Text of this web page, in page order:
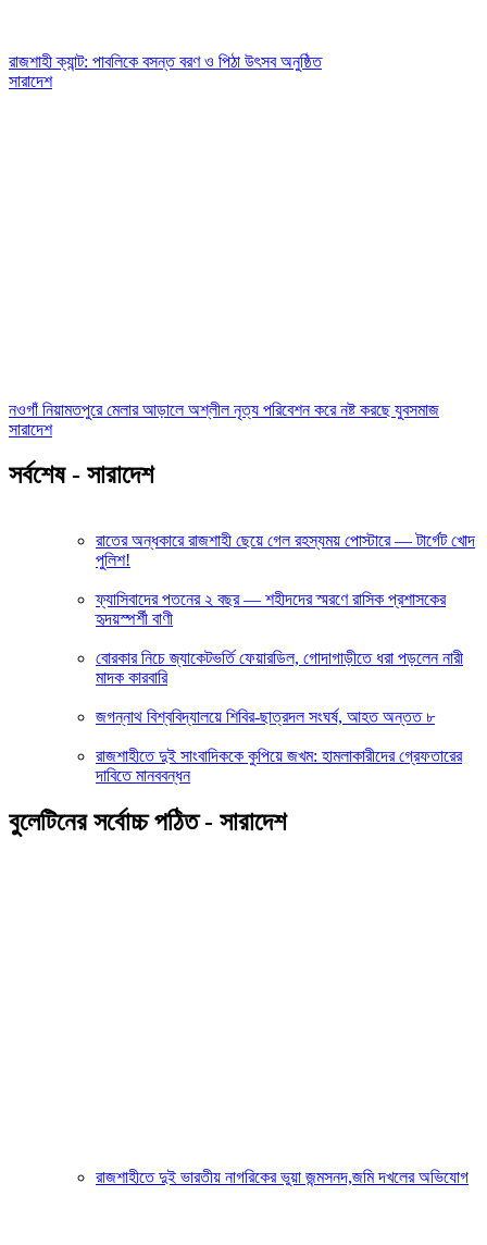
রাজশাহী ক্যান্ট: পাবলিকে বসন্ত বরণ ও পিঠা উৎসব অনুষ্ঠিত
সারাদেশ
নওগাঁ নিয়ামতপুরে মেলার আড়ালে অশ্লীল নৃত্য পরিবেশন করে নষ্ট করছে যুবসমাজ
সারাদেশ
সর্বশেষ - সারাদেশ
রাতের অন্ধকারে রাজশাহী ছেয়ে গেল রহস্যময় পোস্টারে — টার্গেট খোদ
পুলিশ!
ফ্যাসিবাদের পতনের ২ বছর — শহীদদের স্মরণে রাসিক প্রশাসকের
হৃদয়স্পর্শী বাণী
বোরকার নিচে জ্যাকেটভর্তি ফেয়ারডিল, গোদাগাড়ীতে ধরা পড়লেন নারী
মাদক কারবারি
জগন্নাথ বিশ্ববিদ্যালয়ে শিবির-ছাত্রদল সংঘর্ষ, আহত অন্তত ৮
রাজশাহীতে দুই সাংবাদিককে কুপিয়ে জখম: হামলাকারীদের গ্রেফতারের
দাবিতে মানববন্ধন
বুলেটিনের সর্বোচ্চ পঠিত - সারাদেশ
রাজশাহীতে দুই ভারতীয় নাগরিকের ভুয়া জন্মসনদ,জমি দখলের অভিযোগ